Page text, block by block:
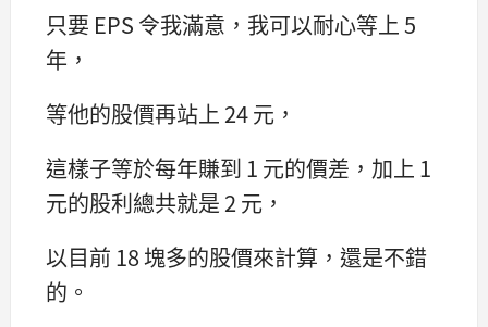
只要 EPS 令我滿意，我可以耐心等上 5
年，
等他的股價再站上 24 元，
這樣子等於每年賺到 1 元的價差，加上 1
元的股利總共就是 2 元，
以目前 18 塊多的股價來計算，還是不錯
的。